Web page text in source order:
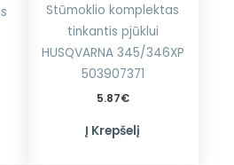
Stūmoklio komplektas
tinkantis pjūklui
HUSQVARNA 345/346XP
503907371
5.87€
Į Krepšelį